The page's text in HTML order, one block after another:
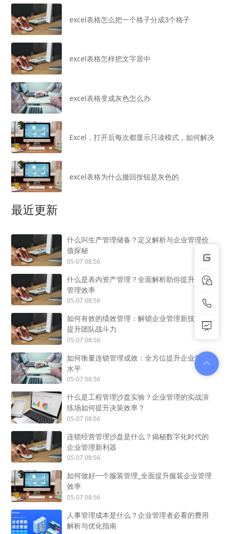
excel表格怎么把一个格子分成3个格子
excel表格怎样把文字居中
excel表格变成灰色怎么办
Excel，打开后每次都显示只读模式，如何解决
excel表格为什么撤回按钮是灰色的
最近更新
什么叫生产管理储备？定义解析与企业管理价
值探秘
05-07 08:56
什么是表内资产管理？全面解析助你提升企业
管理效率
05-07 08:56
如何有效的绩效管理：解锁企业管理新技能，
提升团队战斗力
05-07 08:56
如何衡量连锁管理成效：全方位提升企业管理
水平
05-07 08:56
什么是工程管理沙盘实验？企业管理的实战演
练场如何提升决策效率？
05-07 08:56
连锁经营管理沙盘是什么？揭秘数字化时代的
企业管理新利器
05-07 08:56
如何做好一个服装管理_全面提升服装企业管理
效率
05-07 08:56
人事管理成本是什么？企业管理者必看的费用
解析与优化指南